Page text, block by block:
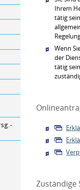
Ihrem
tätig
Wenn
der
tätig
Zuständige